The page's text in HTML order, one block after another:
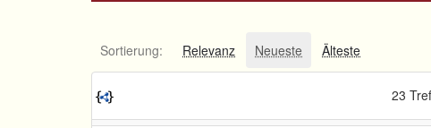
Sortierung: Relevanz Neueste Älteste
23